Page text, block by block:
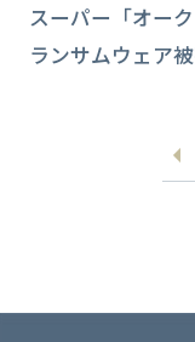
スーパー「オー
ランサムウェア